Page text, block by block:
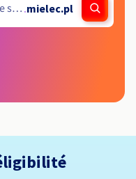
.mielec.pl